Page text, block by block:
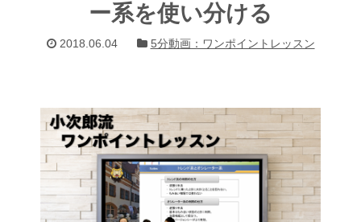
ー系を使い分ける
2018.06.04 5分動画：ワンポイントレッスン